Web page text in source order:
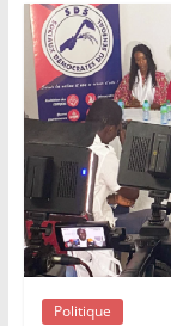
Politique